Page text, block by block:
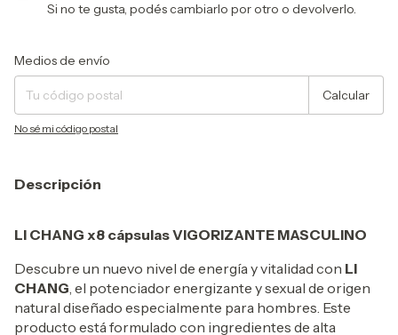
Si no te gusta, podés cambiarlo por otro o devolverlo.
Entregas para el CP:
Medios de envío
Calcular
No sé mi código postal
Descripción
LI CHANG x8 cápsulas VIGORIZANTE MASCULINO
Descubre un nuevo nivel de energía y vitalidad con LI
CHANG, el potenciador energizante y sexual de origen
natural diseñado especialmente para hombres. Este
producto está formulado con ingredientes de alta